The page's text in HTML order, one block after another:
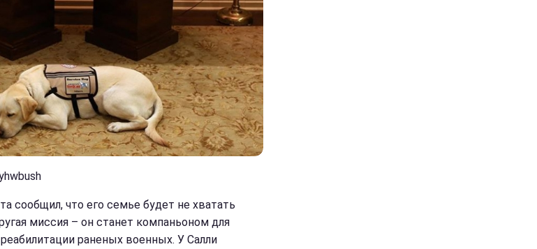
сообщил, что его семье будет не хватать
миссия – он станет компаньоном для
раненых военных. У Салли